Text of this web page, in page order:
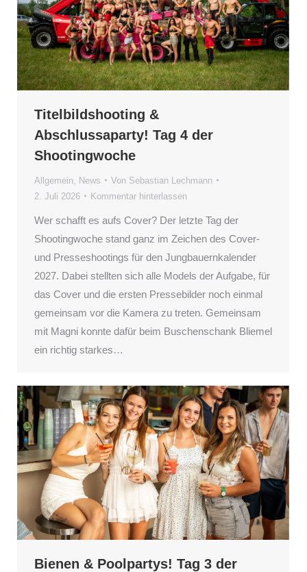
Titelbildshooting &
Abschlussaparty! Tag 4 der
Shootingwoche
Allgemein News Von Sebastian Lechmann
2. Juli 2026
Kommentar hinterlassen
Wer schafft es aufs Cover? Der letzte Tag der
Shootingwoche stand ganz im Zeichen des Cover-
und Presseshootings für den Jungbauernkalender
2027. Dabei stellten sich alle Models der Aufgabe, für
das Cover und die ersten Pressebilder noch einmal
gemeinsam vor die Kamera zu treten. Gemeinsam
mit Magni konnte dafür beim Buschenschank Bliemel
ein richtig starkes…
Bienen & Poolpartys! Tag 3 der